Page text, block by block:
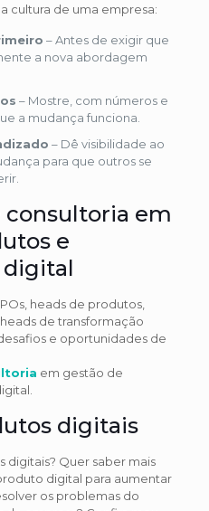
cultura de uma empresa:
– Antes de exigir que
a nova abordagem
– Mostre, com números e
a mudança funciona.
– Dê visibilidade ao
para que outros se
em
e
digital
heads de produtos,
de transformação
e oportunidades de
em gestão de
digitais
digitais? Quer saber mais
digital para aumentar
os problemas do